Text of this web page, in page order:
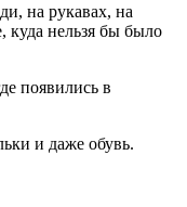
на рукавах, на
куда нельзя бы было
появились в
и даже обувь.